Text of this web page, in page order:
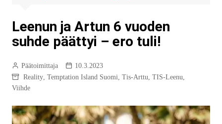
Leenun ja Artun 6 vuoden
suhde päättyi – ero tuli!
Päätoimittaja
10.3.2023
Reality, Temptation Island Suomi, Tis-Arttu, TIS-Leenu,
Viihde